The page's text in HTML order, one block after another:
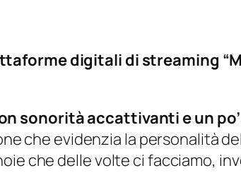
digitali di streaming
sonorità accattivanti e un
che evidenzia la personalità
che delle volte ci facciamo,